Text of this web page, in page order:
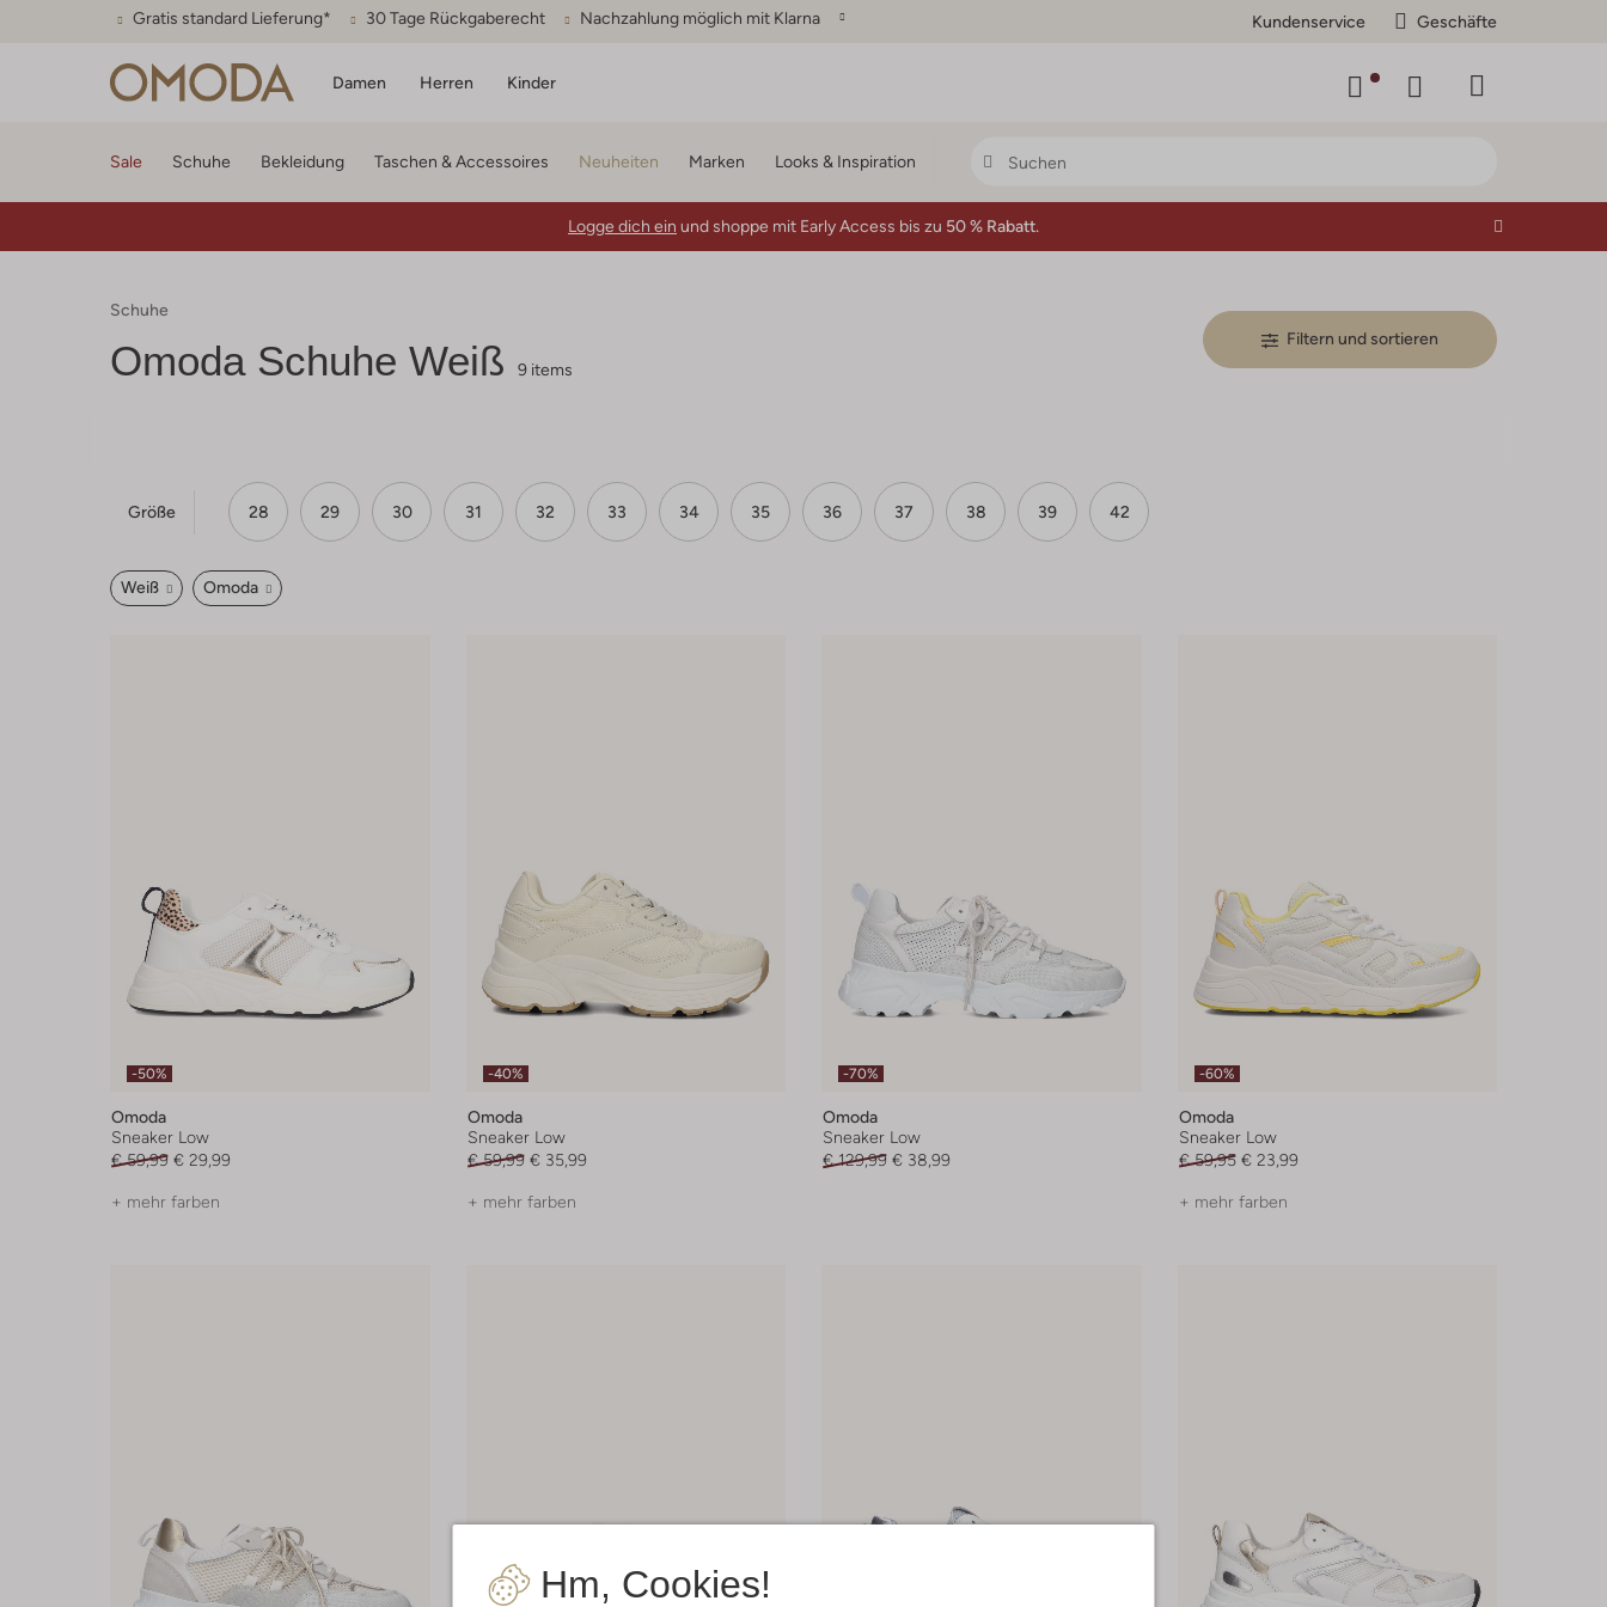
Gratis standard Lieferung* 30 Tage Rückgaberecht Nachzahlung möglich mit Klarna Kundenservice Geschäfte
Damen Herren Kinder
Hm, Cookies!
Sale Schuhe Bekleidung Taschen & Accessoires Neuheiten Marken Looks & Inspiration
Logge dich ein und shoppe mit Early Access bis zu 50 % Rabatt.
Schuhe
OmodaSchuhe Weiß 9 items
Filtern und sortieren
Größe 28 29 30 31 32 33 34 35 36 37 38 39 42
Weiß Omoda
-50%
Omoda
Sneaker Low
€ 59,99 € 29,99
+ mehr farben
-40%
Omoda
Sneaker Low
€ 59,99 € 35,99
+ mehr farben
-70%
Omoda
Sneaker Low
€ 129,99 € 38,99
-60%
Omoda
Sneaker Low
€ 59,95 € 23,99
+ mehr farben